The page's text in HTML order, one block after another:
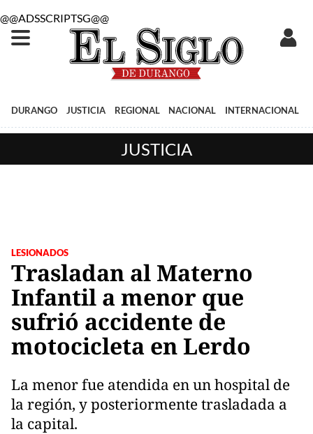
@@ADSSCRIPTSG@@
DURANGO JUSTICIA REGIONAL NACIONAL INTERNACIONAL
JUSTICIA
LESIONADOS
Trasladan al Materno
Infantil a menor que
sufrió accidente de
motocicleta en Lerdo
La menor fue atendida en un hospital de
la región, y posteriormente trasladada a
la capital.